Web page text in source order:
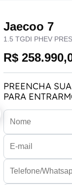
Jaecoo 7
1.5 TGDI PHEV
R$
PREENCHA
PARA